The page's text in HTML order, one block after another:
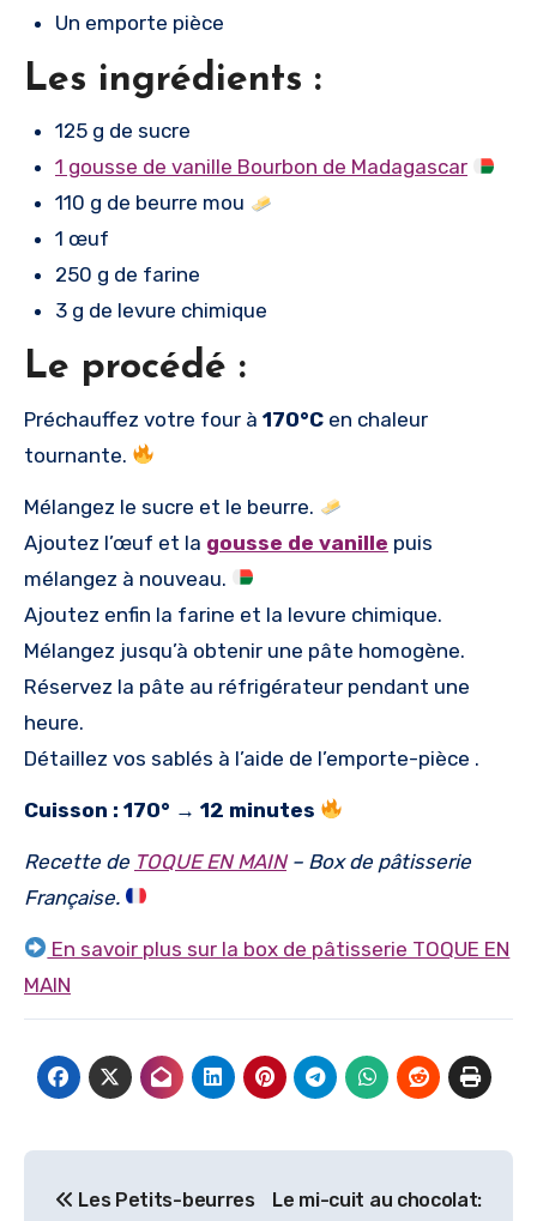
Un emporte pièce
Les ingrédients :
125 g de sucre
1 gousse de vanille Bourbon de Madagascar
110 g de beurre mou
1 œuf
250 g de farine
3 g de levure chimique
Le procédé :
Préchauffez votre four à 170°C en chaleur
tournante.
Mélangez le sucre et le beurre.
Ajoutez l’œuf et la gousse de vanille puis
mélangez à nouveau.
Ajoutez enfin la farine et la levure chimique.
Mélangez jusqu’à obtenir une pâte homogène.
Réservez la pâte au réfrigérateur pendant une
heure.
Détaillez vos sablés à l’aide de l’emporte-pièce .
Cuisson : 170° → 12 minutes
Recette de TOQUE EN MAIN– Box de pâtisserie
Française.
En savoir plus sur la box de pâtisserie TOQUE EN
MAIN
Les Petits-beurres Le mi-cuit au chocolat: